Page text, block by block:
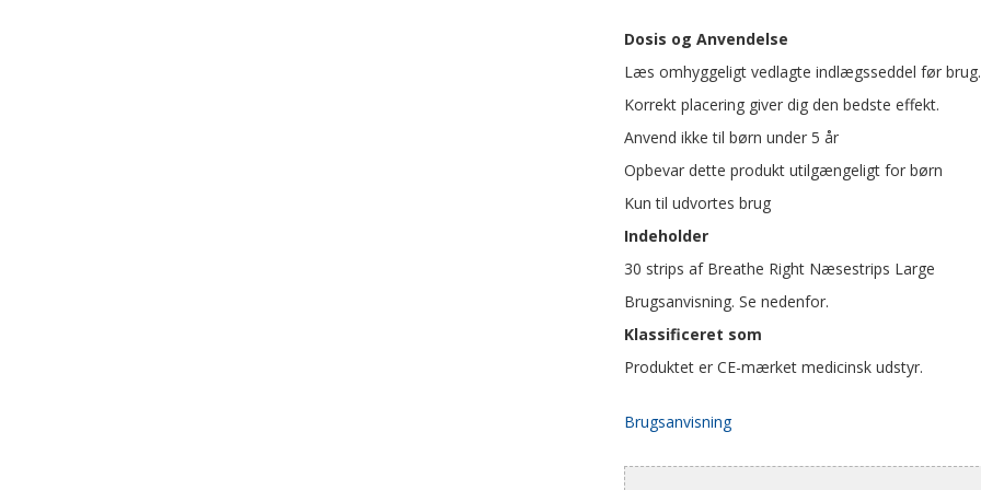
Dosis og Anvendelse
Læs omhyggeligt vedlagte indlægsseddel før
Korrekt placering giver dig den bedste effekt.
Anvend ikke til børn under 5 år
Opbevar dette produkt utilgængeligt for børn
Kun til udvortes brug
Indeholder
30 strips af Breathe Right Næsestrips Large
Brugsanvisning. Se nedenfor.
Klassificeret som
Produktet er CE-mærket medicinsk udstyr.
Brugsanvisning